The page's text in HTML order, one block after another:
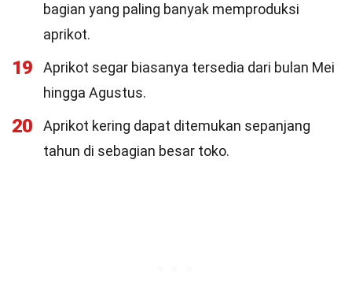
bagian yang paling banyak memproduksi
aprikot.
19
Aprikot segar biasanya tersedia dari bulan Mei
hingga Agustus.
20
Aprikot kering dapat ditemukan sepanjang
tahun di sebagian besar toko.